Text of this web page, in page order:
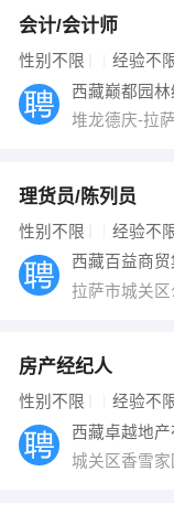
会计/会计师
性别不限 经验不
堆龙德庆-拉
理货员/陈列员
性别不限 经验不
西藏百益商
拉萨市城关
房产经纪人
性别不限 经验不
西藏卓越地产
城关区香雪家